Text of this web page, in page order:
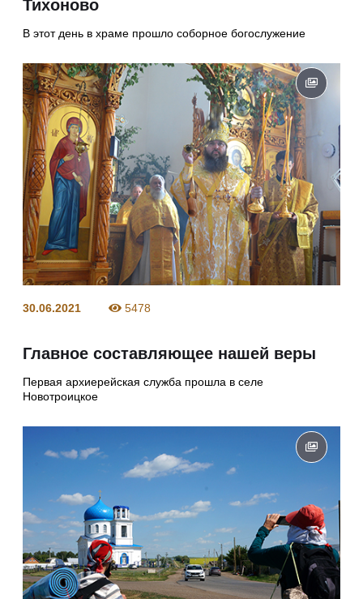
Тихоново
В этот день в храме прошло соборное богослужение
30.06.2021 5478
Главное составляющее нашей веры
Первая архиерейская служба прошла в селе
Новотроицкое